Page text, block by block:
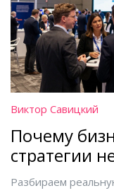
Виктор Савицкий
Почему
стратегии
Разбираем